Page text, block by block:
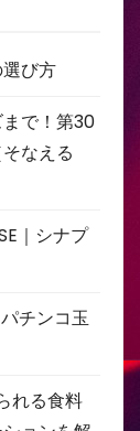
び方
で！第30
なえる
｜シナプ
チンコ玉
れる食料